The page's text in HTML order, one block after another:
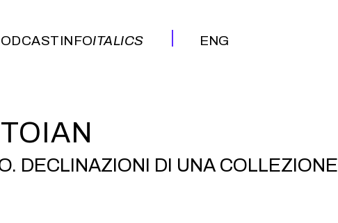
INFOITALICS
ENG
DECLINAZIONI DI UNA COLLEZIONE